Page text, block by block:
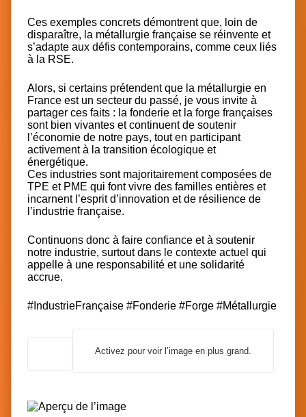
Ces exemples concrets démontrent que, loin de
disparaître, la métallurgie française se réinvente et
s’adapte aux défis contemporains, comme ceux liés
à la RSE.
Alors, si certains prétendent que la métallurgie en
France est un secteur du passé, je vous invite à
partager ces faits : la fonderie et la forge françaises
sont bien vivantes et continuent de soutenir
l’économie de notre pays, tout en participant
activement à la transition écologique et
énergétique.
Ces industries sont majoritairement composées de
TPE et PME qui font vivre des familles entières et
incarnent l’esprit d’innovation et de résilience de
l’industrie française.
Continuons donc à faire confiance et à soutenir
notre industrie, surtout dans le contexte actuel qui
appelle à une responsabilité et une solidarité
accrue.
#IndustrieFrançaise #Fonderie #Forge #Métallurgie
Activez pour voir l’image en plus grand.